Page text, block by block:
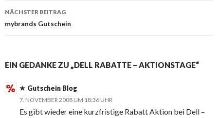
Navigation
NÄCHSTER BEITRAG
mybrands Gutschein
EIN GEDANKE ZU „DELL RABATTE – AKTIONSTAGE“
Gutschein Blog
7. NOVEMBER 2008 UM 18:36 UHR
Es gibt wieder eine kurzfristige Rabatt Aktion bei Dell –